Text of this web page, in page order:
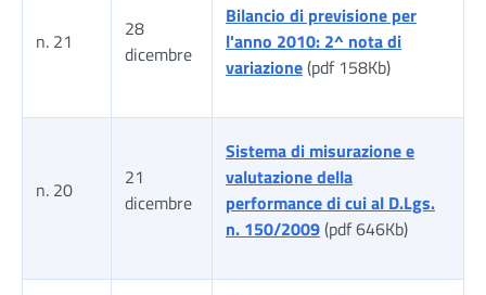
n. 21
28
dicembre
Bilancio di previsione per
l'anno 2010: 2^ nota di
variazione(pdf 158Kb)
n. 20
21
dicembre
Sistema di misurazione e
valutazione della
performance di cui al D.Lgs.
n. 150/2009(pdf 646Kb)